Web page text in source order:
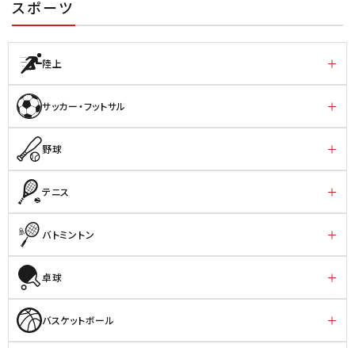
スポーツ
陸上
サッカー・フットサル
野球
テニス
バトミントン
卓球
バスケットボール